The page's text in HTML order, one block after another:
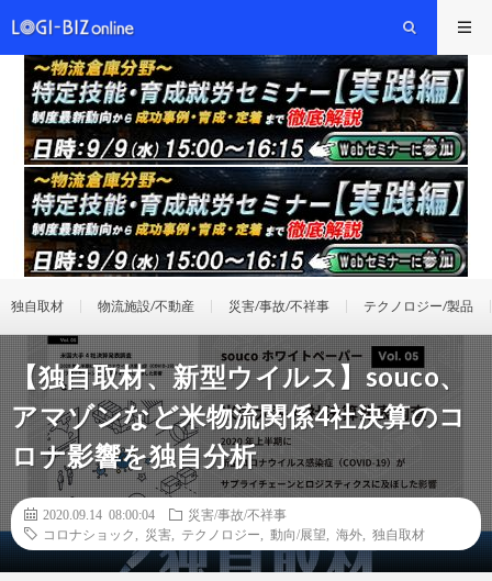
独自取材 物流施設/不動産 災害/事故/不祥事 テクノロジー/製品
【独自取材、新型ウイルス】souco、
アマゾンなど米物流関係4社決算のコ
ロナ影響を独自分析
2020.09.14 08:00:04
災害/事故/不祥事
コロナショック
災害 テクノロジー 動向/展望 海外 独自取材